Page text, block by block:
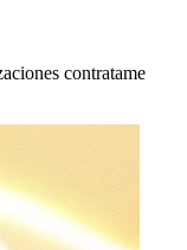
contratame